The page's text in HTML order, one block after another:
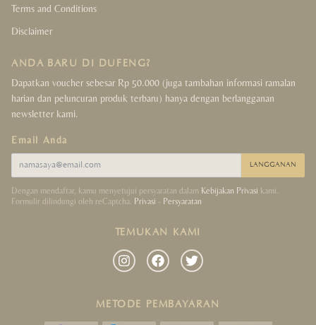
Terms and Conditions
Disclaimer
ANDA BARU DI DUFENG?
Dapatkan voucher sebesar Rp 50.000 (juga tambahan informasi ramalan
harian dan peluncuran produk terbaru) hanya dengan berlangganan
newsletter kami.
Email Anda
LANGGANAN
Dengan mendaftar, kamu menyetujui persyaratan dalam Kebijakan Privasi kami.
Formulir dilindungi oleh reCaptcha. Privasi - Persyaratan
TEMUKAN KAMI
METODE PEMBAYARAN